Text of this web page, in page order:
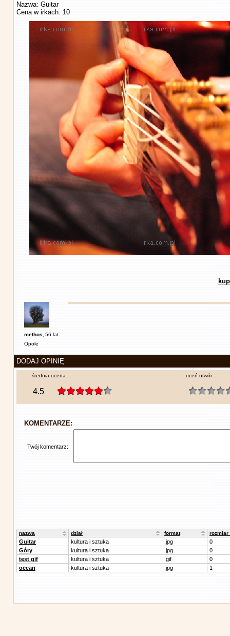
Nazwa: Guitar
Cena w irkach: 10
methos 56 lat
Opole
DODAJ OPINIĘ
średnia ocena:
4.5
oceń utwór:
KOMENTARZE:
Twój komentarz:
nazwa dział format rozmiar
Guitar kultura i sztuka .jpg
0
Góry
kultura i sztuka .jpg
0
test gif
kultura i sztuka .gif
0
ocean
kultura i sztuka .jpg 1